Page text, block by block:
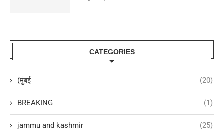
CATEGORIES
(मुंबई (20)
BREAKING (1)
jammu and kashmir (25)